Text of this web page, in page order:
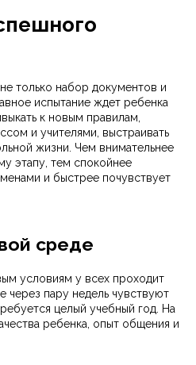
только набор документов и
испытание ждет ребенка
к новым правилам,
и учителями, выстраивать
жизни. Чем внимательнее
этапу, тем спокойнее
и быстрее почувствует
среде
условиям у всех проходит
пару недель чувствуют
целый учебный год. На
ребенка, опыт общения и